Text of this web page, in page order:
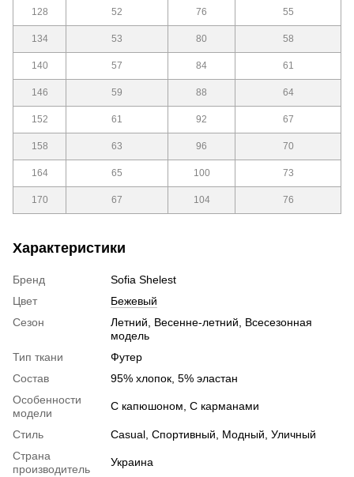
128 52 76 55
134 53 80 58
140 57 84 61
146 59 88 64
152 61 92 67
158 63 96 70
164 65 100 73
170 67 104 76
Характеристики
Бренд
Sofia Shelest
Цвет
Бежевый
Сезон
Летний, Весенне-летний, Всесезонная
модель
Тип ткани
Футер
Состав
95% хлопок, 5% эластан
Особенности
модели
С капюшоном, С карманами
Стиль
Сasual, Спортивный, Модный, Уличный
Страна
производитель
Украина